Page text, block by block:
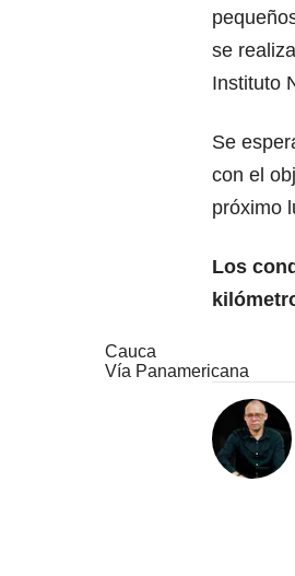
se
Instituto
Se
con el
próximo
Los
Cauca
Vía Panamericana